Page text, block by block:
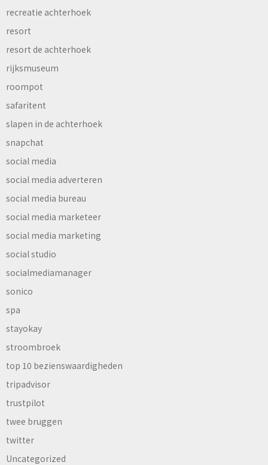
recreatie achterhoek
resort
resort de achterhoek
rijksmuseum
roompot
safaritent
slapen in de achterhoek
snapchat
social media
social media adverteren
social media bureau
social media marketeer
social media marketing
social studio
socialmediamanager
sonico
spa
stayokay
stroombroek
top 10 bezienswaardigheden
tripadvisor
trustpilot
twee bruggen
twitter
Uncategorized